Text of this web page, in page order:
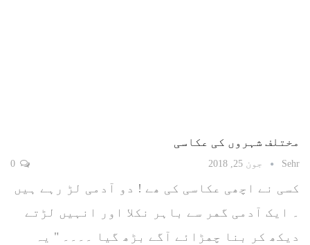
مختلف شہروں کی عکاسی
Sehr جون 25, 2018
کسی نے اچھی عکاسی کی ھے ! ﺩﻭ ﺁﺩﻣﯽ ﻟﮍ ﺭﮨﮯ ﮨﯿﮟ
۔ ﺍﯾﮏ ﺁﺩﻣﯽ ﮔﮭﺮ ﺳﮯ ﺑﺎﮨﺮ ﻧﮑﻼ ﺍﻭﺭ ﺍﻧﮩﯿﮟ ﻟﮍﺗﮯ
ﺩیکھ ﮐﺮ ﺑﻨﺎ ﭼﮭﮍﺍﺋﮯ ﺁﮔﮯ ﺑﮍﮪ ﮔﯿﺎ ۔۔۔۔ " ﯾﮧ